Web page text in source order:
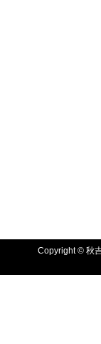
Copyright © 秋